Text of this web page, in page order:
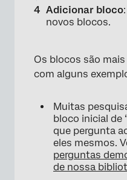
Adicionar bloco
novos blocos.
Os blocos são
com alguns
Muitas
bloco inicial de
que pergunta
eles mesmos.
perguntas
de nossa